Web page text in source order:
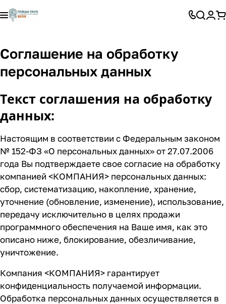
Соглашение на обработку
персональных данных
Текст соглашения на обработку
данных:
Настоящим в соответствии с Федеральным законом
№ 152-ФЗ «О персональных данных» от 27.07.2006
года Вы подтверждаете свое согласие на обработку
компанией <КОМПАНИЯ> персональных данных:
сбор, систематизацию, накопление, хранение,
уточнение (обновление, изменение), использование,
передачу исключительно в целях продажи
программного обеспечения на Ваше имя, как это
описано ниже, блокирование, обезличивание,
уничтожение.
Компания <КОМПАНИЯ> гарантирует
конфиденциальность получаемой информации.
Обработка персональных данных осуществляется в